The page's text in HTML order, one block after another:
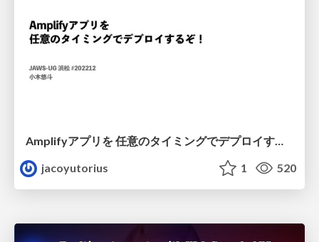
Amplifyアプリを 任意のタイミングでデプロイするぞ！
jacoyutorius
1 520